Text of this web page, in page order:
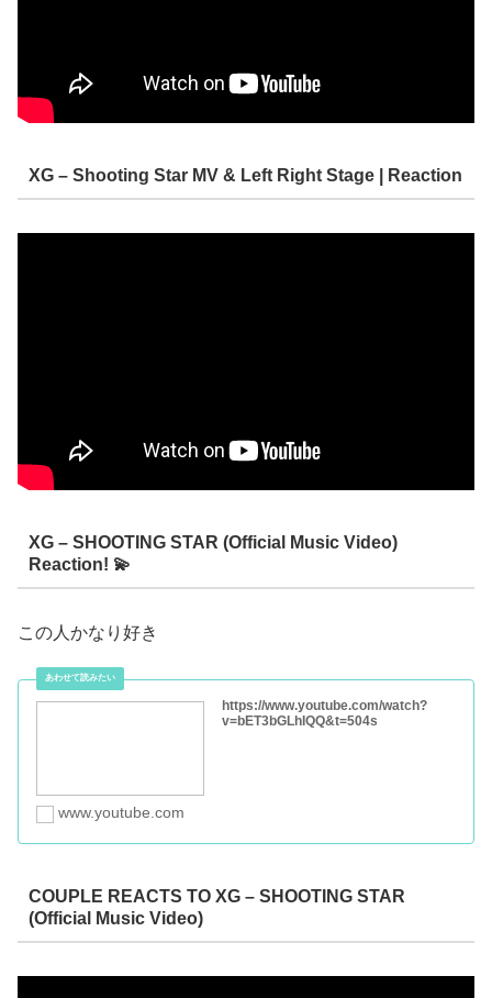
XG – Shooting Star MV & Left Right Stage | Reaction
XG – SHOOTING STAR (Official Music Video)
Reaction! 💫
この人かなり好き
https://www.youtube.com/watch?
v=bET3bGLhIQQ&t=504s
www.youtube.com
COUPLE REACTS TO XG – SHOOTING STAR
(Official Music Video)